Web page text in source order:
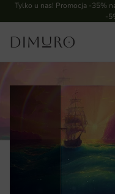
Tylko u nas! Promocja -35%
-